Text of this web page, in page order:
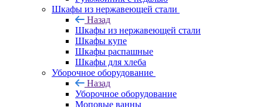
Шкафы из нержавеющей стали
Назад
Шкафы из нержавеющей стали
Шкафы купе
Шкафы распашные
Шкафы для хлеба
Уборочное оборудование
Назад
Уборочное оборудование
Моповые ванны